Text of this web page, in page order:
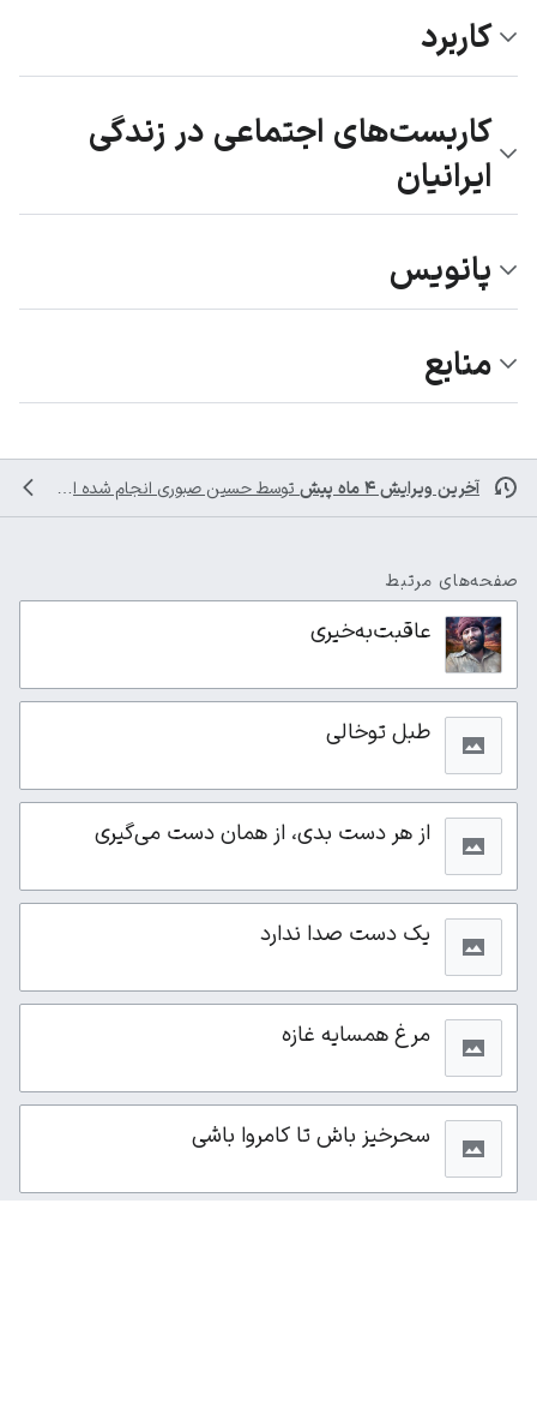
کاربرد
کاربست‌های اجتماعی در زندگی
ایرانیان
پانویس
منابع
آخرین ویرایش ۴ ماه پیش توسط حسین صبوری انجام شده است
صفحه‌های مرتبط
عاقبت‌به‌خیری
طبل توخالی
از هر دست بدی، از همان دست می‌گیری
یک دست صدا ندارد
مرغ همسایه غازه
سحرخیز باش تا کامروا باشی